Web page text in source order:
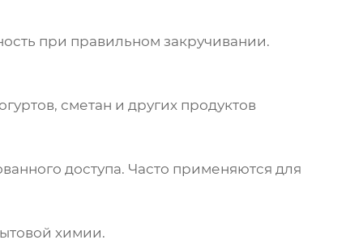
при правильном закручивании.
сметан и других продуктов
доступа. Часто применяются для
химии.